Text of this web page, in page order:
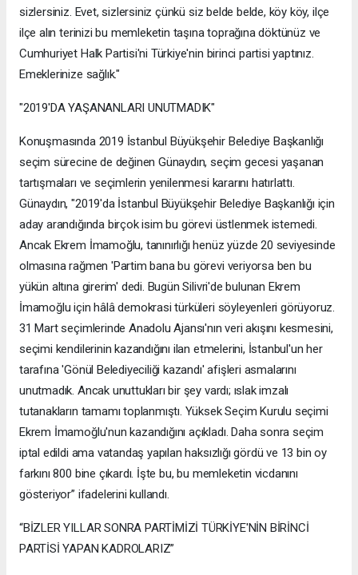
sizlersiniz. Evet, sizlersiniz çünkü siz belde belde, köy köy, ilçe
ilçe alın terinizi bu memleketin taşına toprağına döktünüz ve
Cumhuriyet Halk Partisi'ni Türkiye'nin birinci partisi yaptınız.
Emeklerinize sağlık."
"2019'DA YAŞANANLARI UNUTMADIK"
Konuşmasında 2019 İstanbul Büyükşehir Belediye Başkanlığı
seçim sürecine de değinen Günaydın, seçim gecesi yaşanan
tartışmaları ve seçimlerin yenilenmesi kararını hatırlattı.
Günaydın, "2019'da İstanbul Büyükşehir Belediye Başkanlığı için
aday arandığında birçok isim bu görevi üstlenmek istemedi.
Ancak Ekrem İmamoğlu, tanınırlığı henüz yüzde 20 seviyesinde
olmasına rağmen 'Partim bana bu görevi veriyorsa ben bu
yükün altına girerim' dedi. Bugün Silivri'de bulunan Ekrem
İmamoğlu için hâlâ demokrasi türküleri söyleyenleri görüyoruz.
31 Mart seçimlerinde Anadolu Ajansı'nın veri akışını kesmesini,
seçimi kendilerinin kazandığını ilan etmelerini, İstanbul'un her
tarafına 'Gönül Belediyeciliği kazandı' afişleri asmalarını
unutmadık. Ancak unuttukları bir şey vardı; ıslak imzalı
tutanakların tamamı toplanmıştı. Yüksek Seçim Kurulu seçimi
Ekrem İmamoğlu'nun kazandığını açıkladı. Daha sonra seçim
iptal edildi ama vatandaş yapılan haksızlığı gördü ve 13 bin oy
farkını 800 bine çıkardı. İşte bu, bu memleketin vicdanını
gösteriyor” ifadelerini kullandı.
“BİZLER YILLAR SONRA PARTİMİZİ TÜRKİYE'NİN BİRİNCİ
PARTİSİ YAPAN KADROLARIZ”